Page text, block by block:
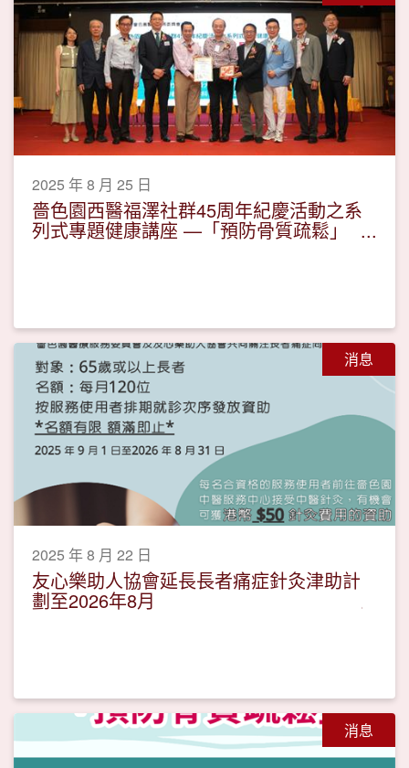
2025 年 8 月 25 日
嗇色園西醫福澤社群45周年紀慶活動之系
列式專題健康講座 —「預防骨質疏鬆」
消息
2025 年 8 月 22 日
友心樂助人協會延長長者痛症針灸津助計
劃至2026年8月
消息